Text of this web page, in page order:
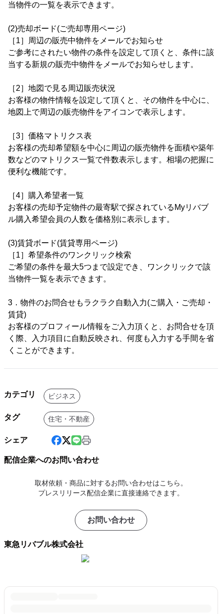
当物件の一覧を表示できます。
(2)売却ボード(ご売却専用ページ)
［1］周辺の販売中物件をメールでお知らせ
ご参考にされたい物件の条件を設定して頂くと、条件に該
当する新規の販売中物件をメールでお知らせします。
［2］地図で見る周辺販売状況
お客様の物件情報を設定して頂くと、その物件を中心に、
地図上で周辺の販売物件をアイコンで表示します。
［3］価格マトリクス表
お客様の売却希望額を中心に周辺の販売物件を面積や築年
数などのマトリクス一覧で件数表示します。相場の把握に
便利な機能です。
［4］購入希望者一覧
お客様の売却予定物件の最寄駅で探されているMyリバブ
ル購入希望会員の人数を価格別に表示します。
(3)賃貸ボード(賃貸専用ページ)
［1］希望条件のワンクリック検索
ご希望の条件を最大5つまで設定でき、ワンクリックで該
当物件一覧を表示できます。
3．物件のお問合せもラクラク自動入力(ご購入・ご売却・
賃貸)
お客様のプロフィール情報をご入力頂くと、お問合せを頂
く際、入力項目に自動反映され、何度も入力する手間を省
くことができます。
カテゴリ ビジネス
タグ 住宅・不動産
シェア
配信企業へのお問い合わせ
取材依頼・商品に対するお問い合わせはこちら。
プレスリリース配信企業に直接連絡できます。
お問い合わせ
東急リバブル株式会社